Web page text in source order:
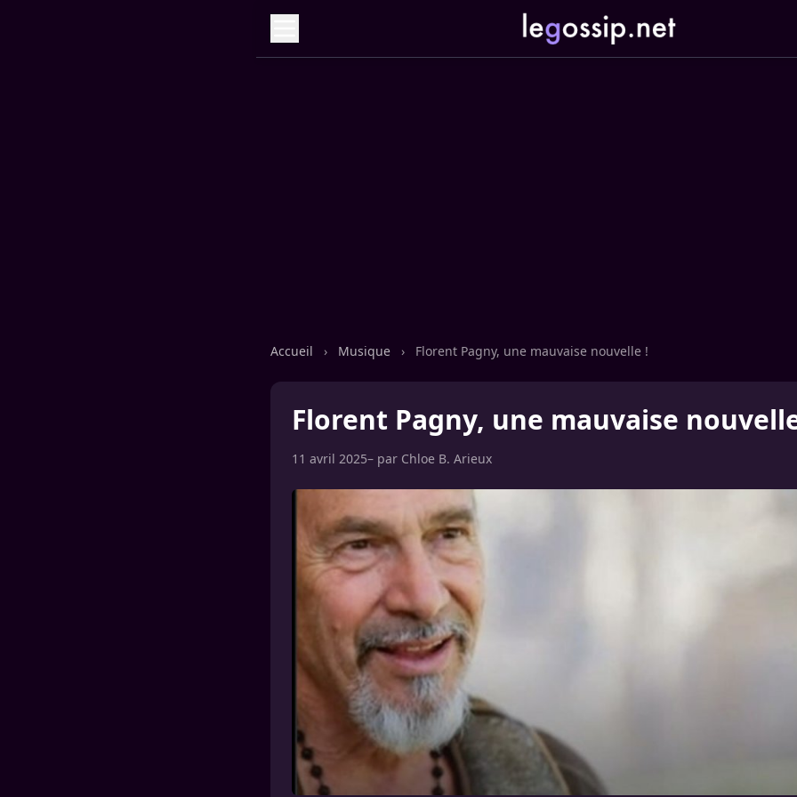
Accueil › Musique › Florent Pagny, une mauvaise nouvelle !
Florent Pagny, une mauvaise
11 avril 2025– par Chloe B. Arieux